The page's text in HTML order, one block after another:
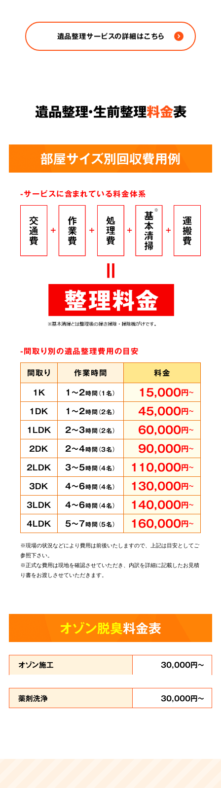
※ゴミや不用品の処分は各自治体の条例/法令に
従い適正に処分します。
遺品整理サービスの詳細はこちら
遺品整理・生前整理料金表
部屋サイズ別回収費用例
-サービスに含まれている料金体系
-間取り別の遺品整理費用の目安
間取り
作業時間
料金
1K
1～2時間（1名） 15,000円～
1DK 1～2時間（2名） 45,000円～
1LDK 2～3時間（2名） 60,000円～
2DK 2～4時間（3名） 90,000円～
2LDK 3～5時間（4名） 110,000円～
3DK 4～6時間（4名） 130,000円～
3LDK 4～6時間（4名） 140,000円～
4LDK 5～7時間（5名） 160,000円～
※現場の状況などにより費用は前後いたしますので、上記は目安としてご
参照下さい。
※正式な費用は現地を確認させていただき、内訳を詳細に記載したお見積
り書をお渡しさせていただきます。
オゾン脱臭料金表
オゾン施工 30,000円～
薬剤洗浄 30,000円～